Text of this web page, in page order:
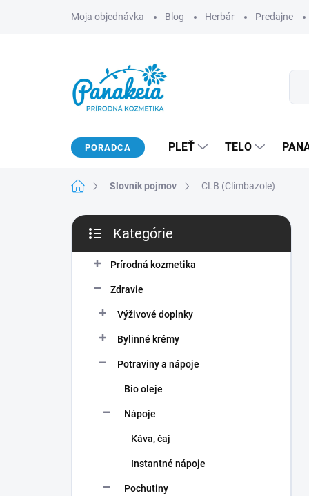
Moja objednávka Blog Herbár Predajne
PORADCA PLEŤ TELO
DomovSlovník pojmov CLB (Climbazole)
B
č
kategórie
Kategórie
Prírodná kozmetika
Zdravie
Výživové doplnky
Bylinné krémy
Potraviny a nápoje
Bio oleje
Nápoje
Káva, čaj
Instantné nápoje
Pochutiny